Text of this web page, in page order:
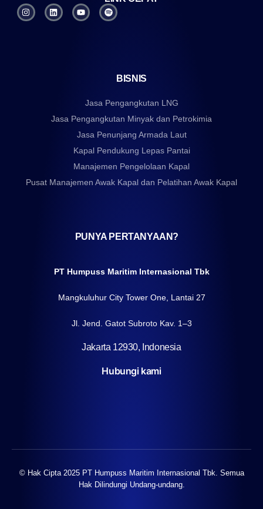
BISNIS
Jasa Pengangkutan LNG
Jasa Pengangkutan Minyak dan Petrokimia
Jasa Penunjang Armada Laut
Kapal Pendukung Lepas Pantai
Manajemen Pengelolaan Kapal
Pusat Manajemen Awak Kapal dan Pelatihan Awak Kapal
PUNYA PERTANYAAN?
PT Humpuss Maritim Internasional Tbk
Mangkuluhur City Tower One, Lantai 27
Jl. Jend. Gatot Subroto Kav. 1–3
Jakarta 12930, Indonesia
Hubungi kami
© Hak Cipta 2025 PT Humpuss Maritim Internasional Tbk. Semua
Hak Dilindungi Undang-undang.